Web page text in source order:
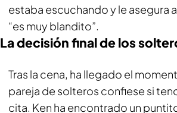
estaba escuchando y le asegura
“es muy blandito”.
La decisión final de los
Tras la cena, ha llegado el
pareja de solteros confiese si
cita. Ken ha encontrado un